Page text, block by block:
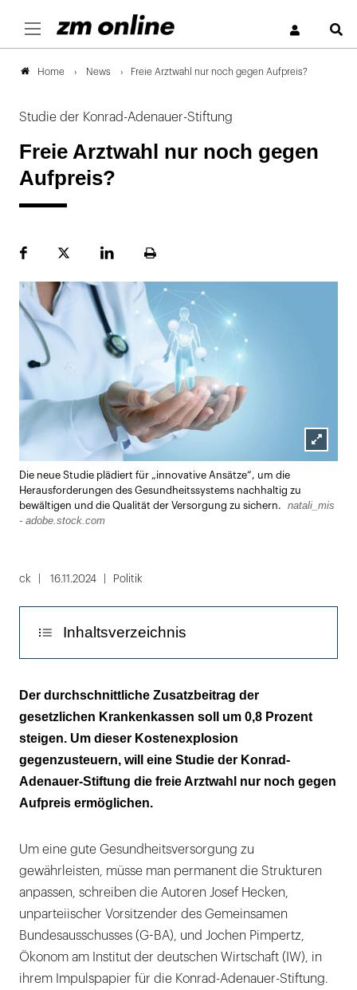
Home News Freie Arztwahl nur noch gegen Aufpreis?
Studie der Konrad-Adenauer-Stiftung
Freie Arztwahl nur noch gegen
Aufpreis?
FacebookPlattformLinekdInSeite
Lightbox
Die neue Studie plädiert für „innovative Ansätze“, um die
Herausforderungen des Gesundheitssystems nachhaltig zu
bewältigen und die Qualität der Versorgung zu sichern.
natali_mis
- adobe.stock.com
ck 16.11.2024 Politik
Inhaltsverzeichnis
Solidarität kostet ...
... und die freie Arztwahl auch
Der durch­schnittliche Zusatzbeitrag der
gesetzlichen Krankenkassen soll um 0,8 Prozent
steigen. Um dieser Kostenexplosion
gegenzusteuern, will eine Studie der Konrad-
Adenauer-Stiftung die freie Arztwahl nur noch gegen
Aufpreis ermöglichen.
Um eine gute Gesundheitsversorgung zu
gewährleisten, müsse man permanent die Strukturen
anpassen, schreiben die Autoren Josef Hecken,
unparteiischer Vorsitzender des Gemeinsamen
Bundesausschusses (G-BA), und Jochen Pimpertz,
Ökonom am Institut der deutschen Wirtschaft (IW), in
ihrem Impulspapier für die Konrad-Adenauer-Stiftung.